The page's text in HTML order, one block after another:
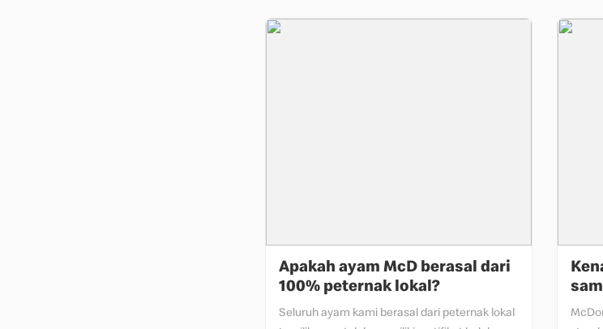
Apakah ayam McD berasal dari
100% peternak lokal?
Seluruh ayam kami berasal dari peternak lokal